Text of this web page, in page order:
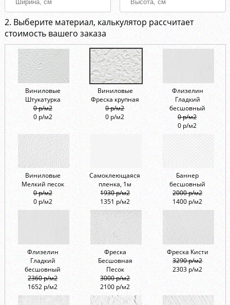
2. Выберите материал, калькулятор рассчитает
стоимость вашего заказа
Виниловые
Штукатурка
0 р/м2
0 р/м2
Виниловые
Фреска крупная
0 р/м2
0 р/м2
Флизелин
Гладкий
бесшовный
0 р/м2
0 р/м2
Виниловые
Мелкий песок
0 р/м2
0 р/м2
Самоклеющаяся
пленка, 1м
1930 р/м2
1351 р/м2
Баннер
бесшовный
2000 р/м2
1400 р/м2
Флизелин
Гладкий
бесшовный
2360 р/м2
1652 р/м2
Фреска
Бесшовная
Песок
3000 р/м2
2100 р/м2
Фреска Кисти
3290 р/м2
2303 р/м2